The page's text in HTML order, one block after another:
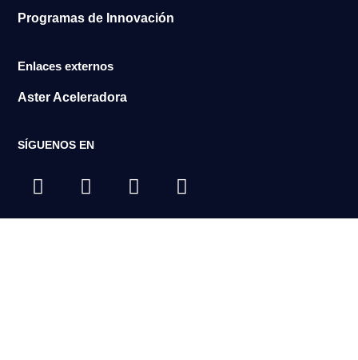
Programas de Innovación
Enlaces externos
Aster Aceleradora
SÍGUENOS EN